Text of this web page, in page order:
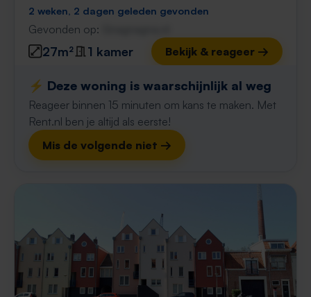
2 weken, 2 dagen geleden gevonden
Gevonden op:
27m² 1 kamer Bekijk & reageer →
⚡️ Deze woning is waarschijnlijk al weg
Reageer binnen 15 minuten om kans te maken. Met
Rent.nl ben je altijd als eerste!
Mis de volgende niet →